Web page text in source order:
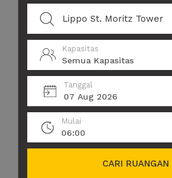
Kapasitas
Semua Kapasitas
Tanggal
07 Aug 2026
Mulai
06:00
CARI RUANGAN